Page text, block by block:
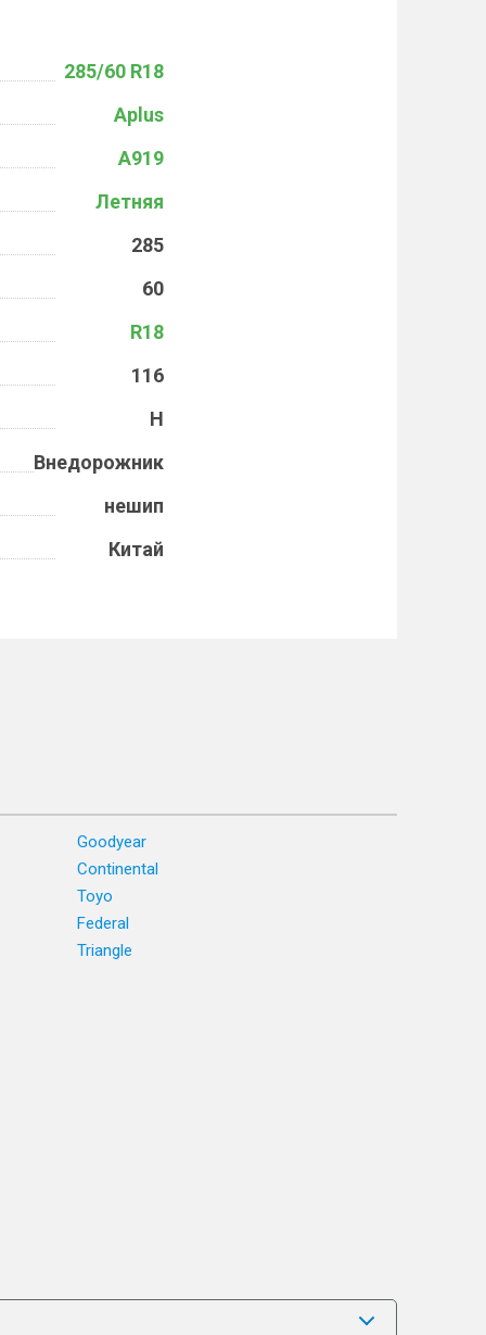
285/60 R18
Aplus
A919
Летняя
285
60
R18
116
H
Внедорожник
нешип
Китай
Goodyear
Continental
Toyo
Federal
Triangle